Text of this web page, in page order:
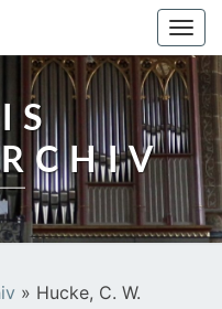
» Hucke, C. W.